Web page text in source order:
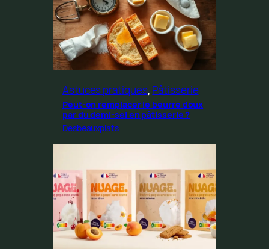
Astuces pratiques, Pâtisserie
Peut-on remplacer le beurre doux
par du demi-sel en pâtisserie ?
Desbeauxplats